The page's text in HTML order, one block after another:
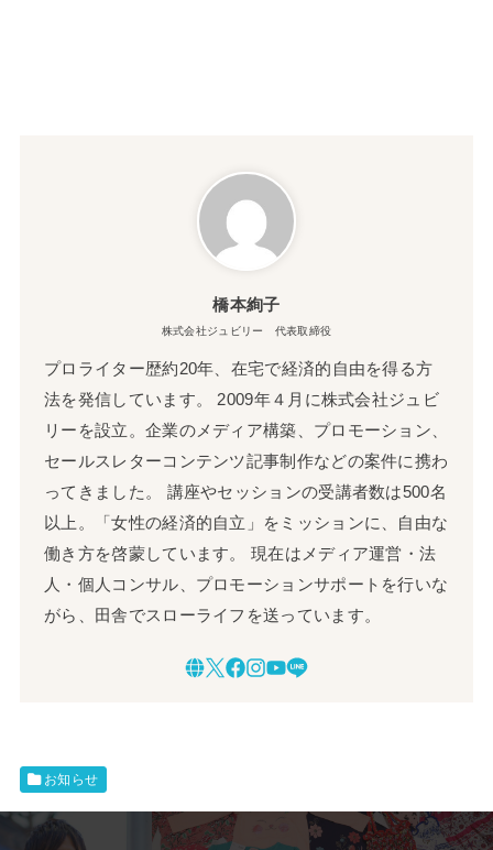
橋本絢子
株式会社ジュビリー 代表取締役
プロライター歴約20年、在宅で経済的自由を得る方
法を発信しています。 2009年４月に株式会社ジュビ
リーを設立。企業のメディア構築、プロモーション、
セールスレターコンテンツ記事制作などの案件に携わ
ってきました。 講座やセッションの受講者数は500名
以上。「女性の経済的自立」をミッションに、自由な
働き方を啓蒙しています。 現在はメディア運営・法
人・個人コンサル、プロモーションサポートを行いな
がら、田舎でスローライフを送っています。
お知らせ